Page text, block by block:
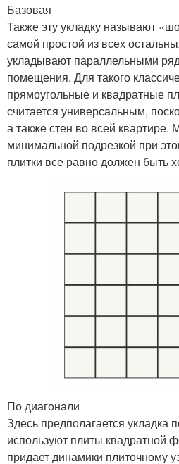
Базовая
Также эту укладку называют
самой простой из всех
укладывают параллельными
помещения. Для такого
прямоугольные и квадратные
считается универсальным,
а также стен во всей квартире.
минимальной подрезкой при
плитки все равно должен быть
По диагонали
Здесь предполагается укладка
используют плиты квадратной
придает динамики плиточному